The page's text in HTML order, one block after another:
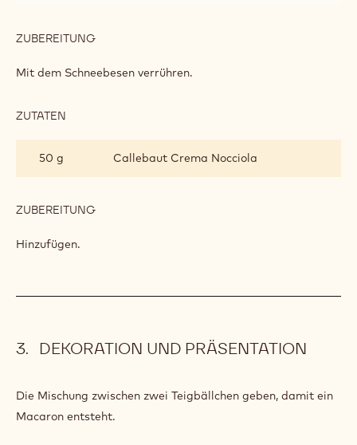
ZUBEREITUNG
Mit dem Schneebesen verrühren.
ZUTATEN
50 g
Callebaut Crema Nocciola
ZUBEREITUNG
Hinzufügen.
DEKORATION UND PRÄSENTATION
Die Mischung zwischen zwei Teigbällchen geben, damit ein
Macaron entsteht.